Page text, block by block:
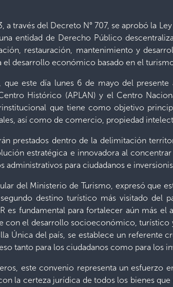
a través del Decreto N° 707, se aprobó la
entidad de Derecho Público
restauración, mantenimiento y
el desarrollo económico basado en el
que este día lunes 6 de mayo del
Histórico (APLAN) y el Centro
que tiene como objetivo
así como de comercio, propiedad
prestados dentro de la delimitación
estratégica e innovadora al
administrativos para ciudadanos e
del Ministerio de Turismo, expresó que
destino turístico más visitado del
es fundamental para fortalecer aún más
el desarrollo socioeconómico, turístico
Única del país, se establece un referente
tanto para los ciudadanos como para los
este convenio representa un esfuerzo
la certeza jurídica de todos los bienes